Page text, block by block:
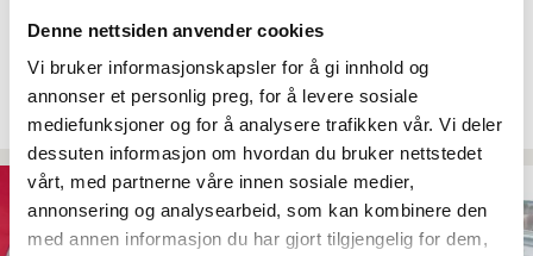
Denne nettsiden anvender cookies
Vi bruker informasjonskapsler for å gi innhold og
annonser et personlig preg, for å levere sosiale
mediefunksjoner og for å analysere trafikken vår. Vi deler
dessuten informasjon om hvordan du bruker nettstedet
vårt, med partnerne våre innen sosiale medier,
annonsering og analysearbeid, som kan kombinere den
med annen informasjon du har gjort tilgjengelig for dem,
Mette Nord: –⁠ Vi er absolutt
ikke fornøyd med det
økonomiske tilbudet